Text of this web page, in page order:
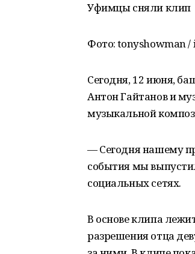
Уфимцы сняли клип
Фото: tonyshowman /
Сегодня, 12 июня,
Антон Гайтанов и
музыкальной
— Сегодня нашему
события мы
социальных сетях.
В основе клипа
разрешения отца